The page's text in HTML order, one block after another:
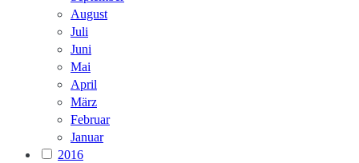
August
Juli
Juni
Mai
April
März
Februar
Januar
2016